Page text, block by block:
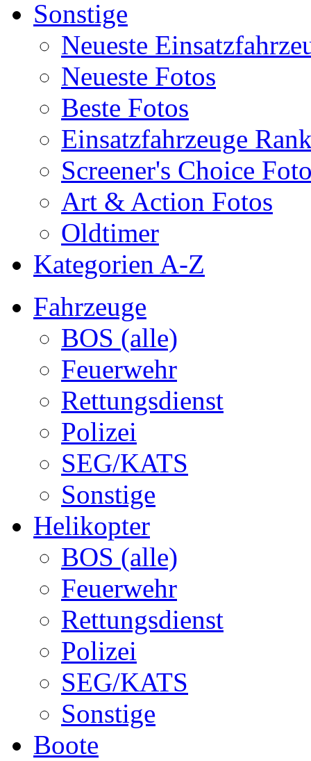
Sonstige
Neueste
Neueste Fotos
Beste Fotos
Einsatzfahrzeuge
Screener's Choice
Art & Action Fotos
Oldtimer
Kategorien A-Z
Fahrzeuge
BOS (alle)
Feuerwehr
Rettungsdienst
Polizei
SEG/KATS
Sonstige
Helikopter
BOS (alle)
Feuerwehr
Rettungsdienst
Polizei
SEG/KATS
Sonstige
Boote